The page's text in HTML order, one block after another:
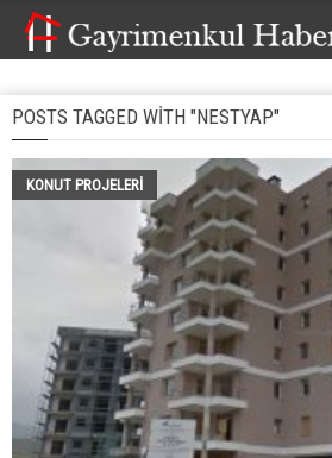
POSTS TAGGED WITH "NESTYAP"
KONUT PROJELERI